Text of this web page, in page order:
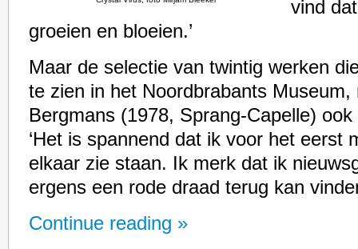
vind
groeien en bloeien.’
Maar de selectie van twintig werken
te zien in het Noordbrabants Museum,
Bergmans (1978, Sprang-Capelle)
‘Het is spannend dat ik voor het eerst
elkaar zie staan. Ik merk dat ik
ergens een rode draad terug kan
Continue reading »